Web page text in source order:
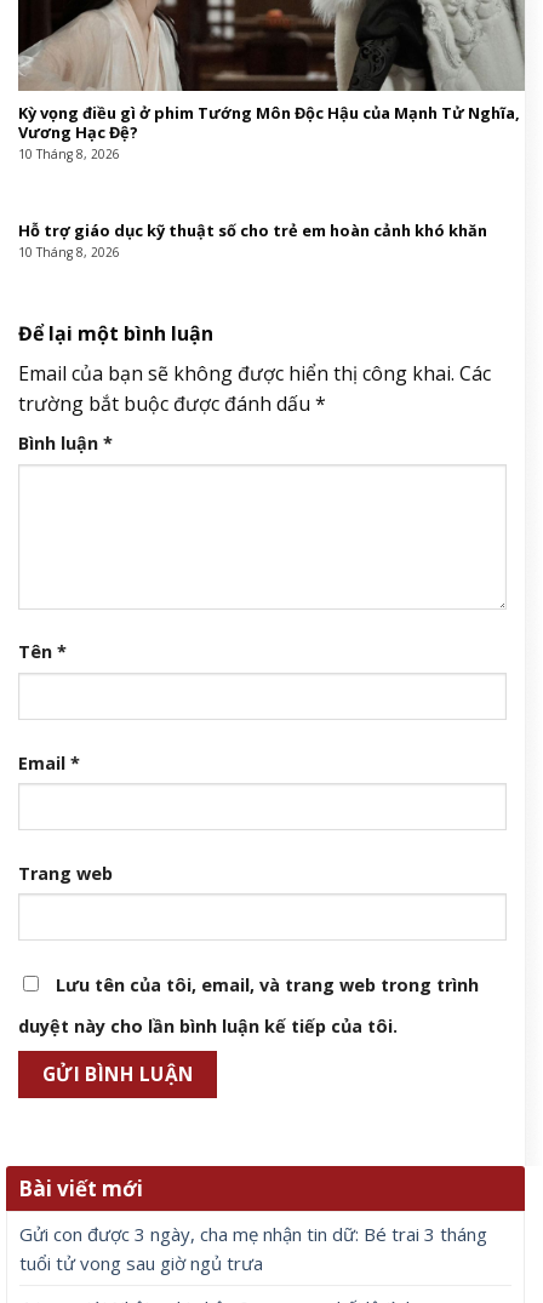
Kỳ vọng điều gì ở phim Tướng Môn Độc Hậu của Mạnh Tử Nghĩa,
Vương Hạc Đệ?
10 Tháng 8, 2026
Hỗ trợ giáo dục kỹ thuật số cho trẻ em hoàn cảnh khó khăn
10 Tháng 8, 2026
Để lại một bình luận
Email của bạn sẽ không được hiển thị công khai. Các
trường bắt buộc được đánh dấu *
Bình luận *
Tên *
Email *
Trang web
Lưu tên của tôi, email, và trang web trong trình
duyệt này cho lần bình luận kế tiếp của tôi.
Bài viết mới
Gửi con được 3 ngày, cha mẹ nhận tin dữ: Bé trai 3 tháng
tuổi tử vong sau giờ ngủ trưa